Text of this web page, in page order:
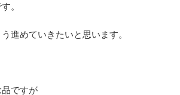
。
進めていきたいと思います。
ですが